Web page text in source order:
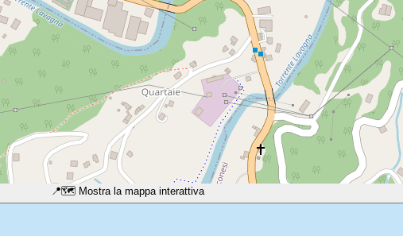
📍🗺️ Mostra la mappa interattiva